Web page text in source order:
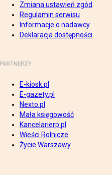
Zmiana ustawień zgód
Regulamin serwisu
Informacje o nadawcy
Deklaracja dostępności
PARTNERZY
E-kiosk.pl
E-gazety.pl
Nexto.pl
Mała księgowość
Kancelarierp.pl
Wieści Rolnicze
Życie Warszawy